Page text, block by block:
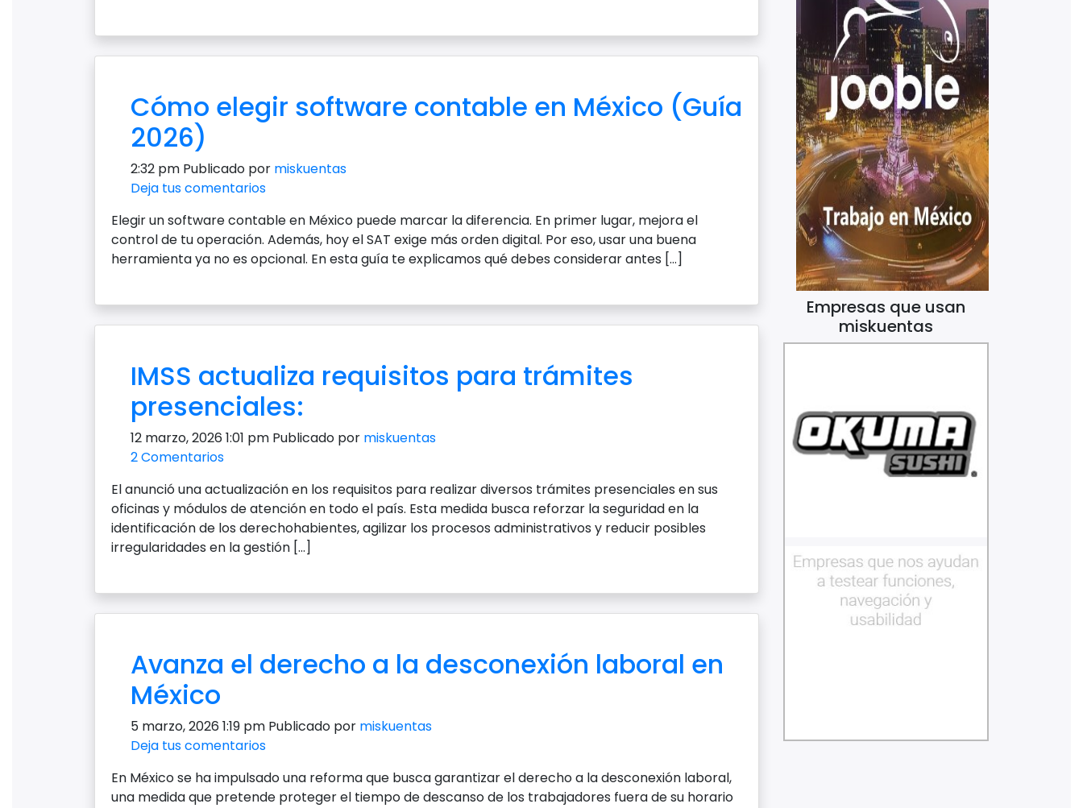
Cómo elegir software contable en México (Guía
2026)
2:32 pm Publicado por miskuentas
Deja tus comentarios
Elegir un software contable en México puede marcar la diferencia. En primer lugar, mejora el
control de tu operación. Además, hoy el SAT exige más orden digital. Por eso, usar una buena
herramienta ya no es opcional. En esta guía te explicamos qué debes considerar antes […]
IMSS actualiza requisitos para trámites
presenciales:
12 marzo, 2026 1:01 pm Publicado por miskuentas
2 Comentarios
El anunció una actualización en los requisitos para realizar diversos trámites presenciales en sus
oficinas y módulos de atención en todo el país. Esta medida busca reforzar la seguridad en la
identificación de los derechohabientes, agilizar los procesos administrativos y reducir posibles
irregularidades en la gestión […]
Avanza el derecho a la desconexión laboral en
México
5 marzo, 2026 1:19 pm Publicado por miskuentas
Deja tus comentarios
En México se ha impulsado una reforma que busca garantizar el derecho a la desconexión laboral,
una medida que pretende proteger el tiempo de descanso de los trabajadores fuera de su horario
Empresas que usan
miskuentas